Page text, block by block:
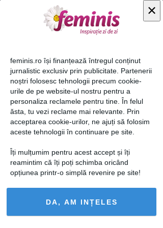
×
feminis.ro își finanțează întregul conținut
jurnalistic exclusiv prin publicitate. Partenerii
noștri folosesc tehnologii precum cookie-
urile de pe website-ul nostru pentru a
personaliza reclamele pentru tine. În felul
ăsta, tu vezi reclame mai relevante. Prin
acceptarea cookie-urilor, ne ajuți să folosim
aceste tehnologii în continuare pe site.
Îți mulțumim pentru acest accept și îți
reamintim că îți poți schimba oricând
opțiunea printr-o simplă revenire pe site!
DA, AM INȚELES
Foto 4 din "Jachete
pentru vreme
primăvăratică: Ce să
porţi, în funcţie de siluetă
"